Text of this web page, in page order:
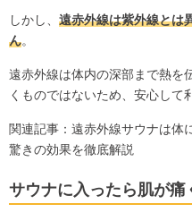
しかし、 遠赤外線は紫外線とは
ん。
遠赤外線は体内の深部まで熱を
くものではないため、安心して
関連記事： 遠赤外線サウナは体
驚きの効果を徹底解説
サウナに入ったら肌が痛